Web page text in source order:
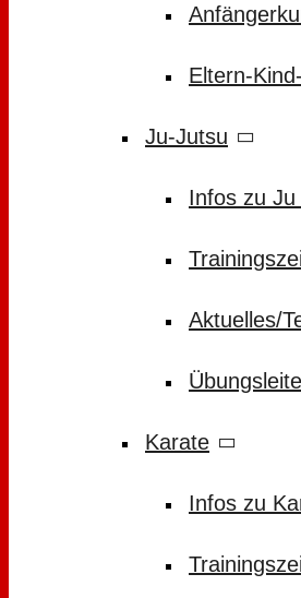
Eltern-
Ju-Jutsu
Infos zu Ju
Aktuelles/
Karate
Infos zu